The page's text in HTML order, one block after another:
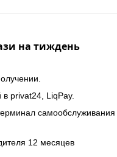
на тиждень
в privat24, LiqPay.
самообслуживания
12 месяцев